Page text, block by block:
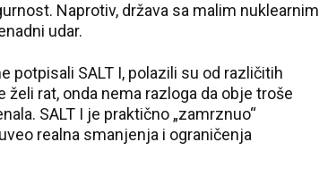
Naprotiv, država sa malim nuklearnim
udar.
potpisali SALT I, polazili su od različitih
rat, onda nema razloga da obje troše
SALT I je praktično „zamrznuo“
realna smanjenja i ograničenja